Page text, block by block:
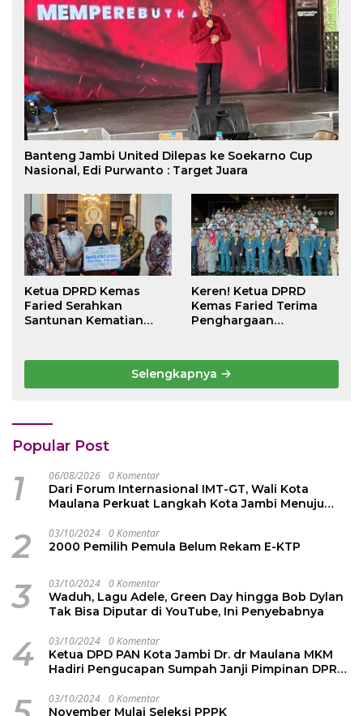
Banteng Jambi United Dilepas ke Soekarno Cup
Nasional, Edi Purwanto : Target Juara
Ketua DPRD Kemas
Faried Serahkan
Santunan Kematian
Juta kepada Ahli Waris
Keren! Ketua DPRD
Kemas Faried Terima
Penghargaan
dari Persekutuan
Pengakap Malaysia
Selengkapnya
Popular Post
1 06/08/2026 0 Komentar
Dari Forum Internasional IMT-GT, Wali Kota
Maulana Perkuat Langkah Kota Jambi Menuju
2 03/10/2024 0 Komentar
2000 Pemilih Pemula Belum Rekam E-KTP
3 03/10/2024 0 Komentar
Waduh, Lagu Adele, Green Day hingga Bob Dylan
Tak Bisa Diputar di YouTube, Ini Penyebabnya
4 03/10/2024 0 Komentar
Ketua DPD PAN Kota Jambi Dr. dr Maulana MKM
Hadiri Pengucapan Sumpah Janji Pimpinan DPRD
03/10/2024 0 Komentar
November Mulai Seleksi PPPK